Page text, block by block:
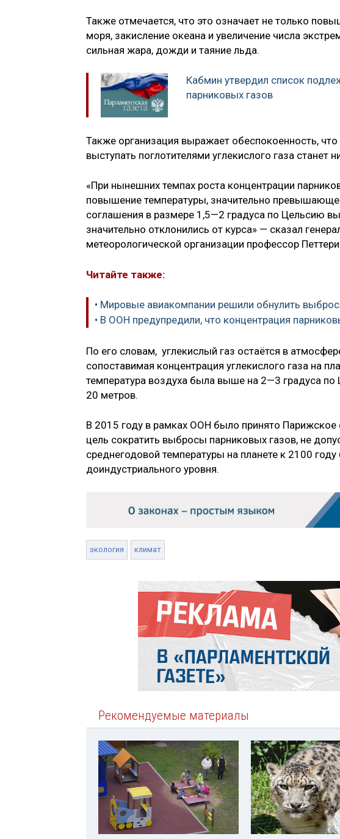
Также отмечается, что это означает не только
моря, закисление океана и увеличение числа
сильная жара, дожди и таяние льда.
Кабмин утвердил список
парниковых газов
Также организация выражает обеспокоенность,
выступать поглотителями углекислого газа станет
«При нынешних темпах роста концентрации
повышение температуры, значительно
соглашения в размере 1,5—2 градуса по Цельсию
значительно отклонились от курса» — сказал
метеорологической организации профессор
Читайте также:
• Мировые авиакомпании решили обнулить
• В ООН предупредили, что концентрация
По его словам, углекислый газ остаётся в
сопоставимая концентрация углекислого газа на
температура воздуха была выше на 2—3 градуса
20 метров.
В 2015 году в рамках ООН было принято Парижское
цель сократить выбросы парниковых газов, не
среднегодовой температуры на планете к 2100
доиндустриального уровня.
экология климат
Рекомендуемые материалы